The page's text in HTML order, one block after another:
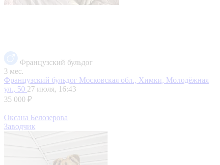
Французский бульдог
3 мес.
Французский бульдог Московская обл., Химки, Молодёжная
ул., 50 27 июля, 16:43
35 000 ₽
Оксана Белозерова
Заводчик